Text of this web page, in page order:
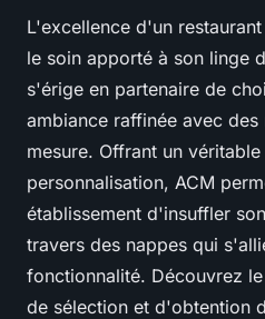
L'excellence d'un
le soin apporté à son linge
s'érige en partenaire de
ambiance raffinée avec
mesure. Offrant un
personnalisation, ACM
établissement d'insuffler
travers des nappes qui
fonctionnalité. Découvrez
de sélection et d'obtention